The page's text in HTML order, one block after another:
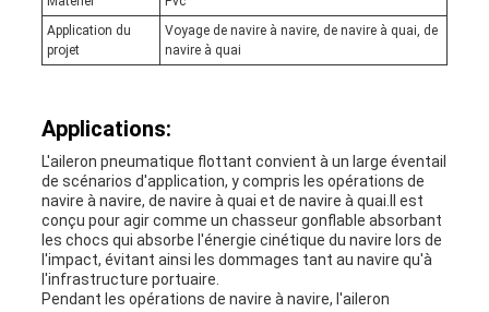
Application du
projet
Voyage de navire à navire, de navire à quai, de
navire à quai
Applications:
L'aileron pneumatique flottant convient à un large éventail
de scénarios d'application, y compris les opérations de
navire à navire, de navire à quai et de navire à quai.Il est
conçu pour agir comme un chasseur gonflable absorbant
les chocs qui absorbe l'énergie cinétique du navire lors de
l'impact, évitant ainsi les dommages tant au navire qu'à
l'infrastructure portuaire.
Pendant les opérations de navire à navire, l'aileron